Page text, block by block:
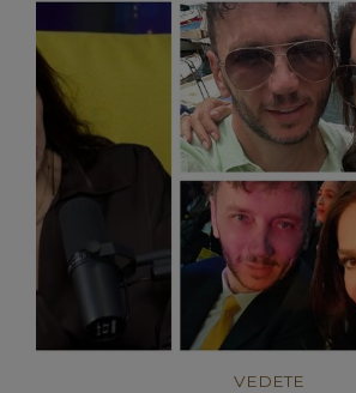
VEDETE